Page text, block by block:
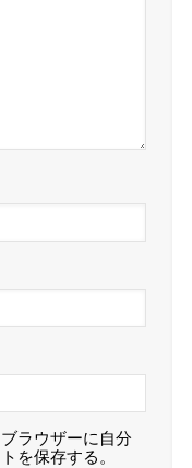
ラウザーに自分
を保存する。